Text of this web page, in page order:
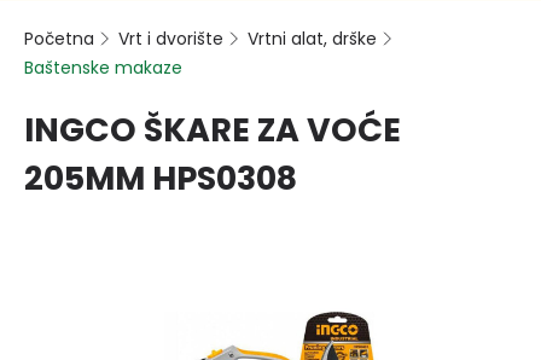
Početna Vrt i dvorište
Vrtni alat, drške
Baštenske makaze
INGCO ŠKARE ZA VOĆE
205MM HPS0308